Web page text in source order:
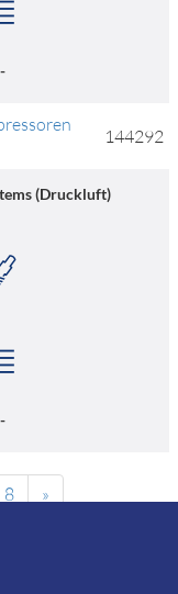
144292
(Druckluft)
8 »